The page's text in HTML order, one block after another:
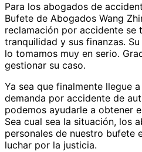
Para los abogados de
Bufete de Abogados Wang
reclamación por accidente se
tranquilidad y sus finanzas.
lo tomamos muy en serio.
gestionar su caso.
Ya sea que finalmente llegue
demanda por accidente de
podemos ayudarle a obtener
Sea cual sea la situación, los
personales de nuestro bufete
luchar por la justicia.